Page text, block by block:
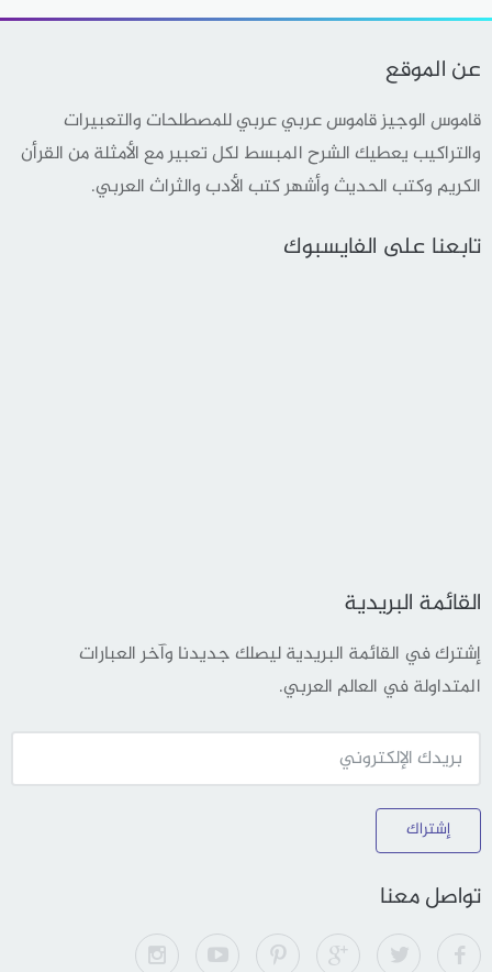
عن الموقع
قاموس الوجيز قاموس عربي عربي للمصطلحات والتعبيرات
والتراكيب يعطيك الشرح المبسط لكل تعبير مع الأمثلة من القرأن
الكريم وكتب الحديث وأشهر كتب الأدب والثراث العربي.
تابعنا على الفايسبوك
القائمة البريدية
إشترك في القائمة البريدية ليصلك جديدنا وآخر العبارات
المتداولة في العالم العربي.
إشتراك
تواصل معنا